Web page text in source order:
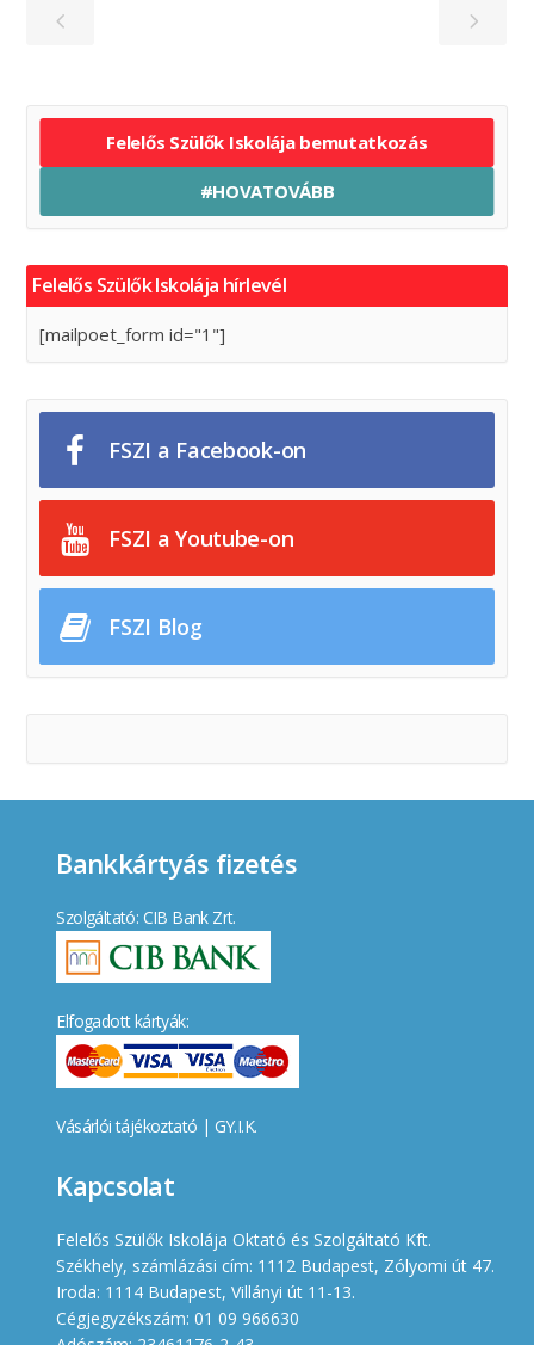
Felelős Szülők Iskolája bemutatkozás
#HOVATOVÁBB
Felelős Szülők Iskolája hírlevél
[mailpoet_form id="1"]
FSZI a Facebook-on
FSZI a Youtube-on
FSZI Blog
Bankkártyás fizetés
Szolgáltató: CIB Bank Zrt.
Elfogadott kártyák:
Vásárlói tájékoztató | GY.I.K.
Kapcsolat
Felelős Szülők Iskolája Oktató és Szolgáltató Kft.
Székhely, számlázási cím: 1112 Budapest, Zólyomi út 47.
Iroda: 1114 Budapest, Villányi út 11-13.
Cégjegyzékszám: 01 09 966630